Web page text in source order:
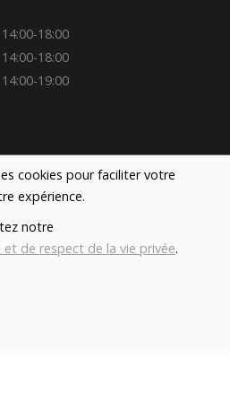
cookies pour faciliter votre
expérience.
notre
de respect de la vie privée.
14:00-18:00
14:00-18:00
14:00-19:00